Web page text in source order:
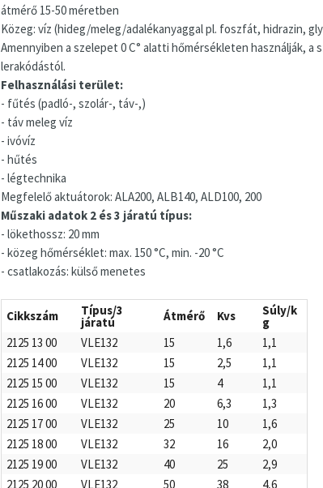
átmérő 15-50 méretben
Közeg: víz (hideg/meleg/adalékanyaggal pl. foszfát, hidrazin,
Amennyiben a szelepet 0 C° alatti hőmérsékleten használják,
lerakódástól.
Felhasználási terület:
- fűtés (padló-, szolár-, táv-,)
- táv meleg víz
- ivóvíz
- hűtés
- légtechnika
Megfelelő aktuátorok: ALA200, ALB140, ALD100, 200
Műszaki adatok 2 és 3 járatú típus:
- lökethossz: 20 mm
- közeg hőmérséklet: max. 150 °C, min. -20 °C
- csatlakozás: külső menetes
Cikkszám Típus/3
járatú Átmérő Kvs Súly/k
g
2125 13 00
VLE132 15 1,6
1,1
2125 14 00
VLE132 15 2,5
1,1
2125 15 00
VLE132 15 4
1,1
2125 16 00
VLE132 20 6,3
1,3
2125 17 00
VLE132 25 10
1,6
2125 18 00
VLE132 32 16
2,0
2125 19 00
VLE132 40 25
2,9
2125 20 00
VLE132 50 38 4,6